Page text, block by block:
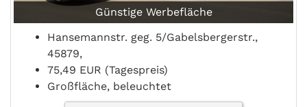
Günstige Werbefläche
Hansemannstr. geg. 5/Gabelsbergerstr.,
45879,
75,49 EUR (Tagespreis)
Großfläche, beleuchtet